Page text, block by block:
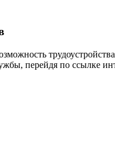
перейдя по ссылке